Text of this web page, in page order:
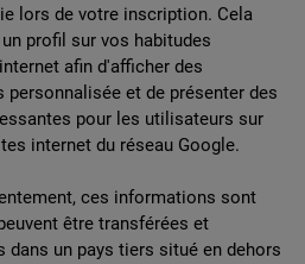
lors de votre inscription. Cela
profil sur vos habitudes
afin d'afficher des
et de présenter des
pour les utilisateurs sur
internet du réseau Google.
ces informations sont
être transférées et
dans un pays tiers situé en dehors